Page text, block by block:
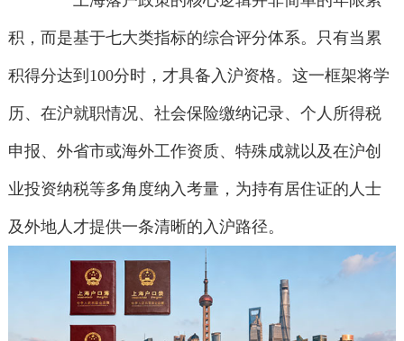
积，而是基于七大类指标的综合评分体系。只有当累
积得分达到100分时，才具备入沪资格。这一框架将学
历、在沪就职情况、社会保险缴纳记录、个人所得税
申报、外省市或海外工作资质、特殊成就以及在沪创
业投资纳税等多角度纳入考量，为持有居住证的人士
及外地人才提供一条清晰的入沪路径。